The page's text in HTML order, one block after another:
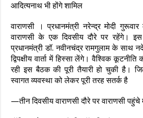
आदित्यनाथ भी होंगे शामिल
वाराणसी । प्रधानमंत्री नरेन्द्र मोदी
वाराणसी के एक दिवसीय दौरे पर रहेंगे।
प्रधानमंत्री डॉ. नवीनचंद्र रामगुलाम के साथ
द्विपक्षीय वार्ता में हिस्सा लेंगे। वैश्विक
रही इस बैठक की पूरी तैयारी हो चुकी है।
स्वागत व्यवस्था को लेकर पूरी तरह सतर्क है
—तीन दिवसीय वाराणसी दौरे पर वाराणसी